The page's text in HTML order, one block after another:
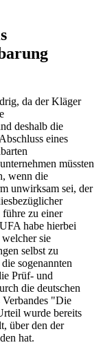
da der Kläger
deshalb die
eines
müssten
wenn die
unwirksam sei, der
zu einer
habe hierbei
sie
selbst zu
sogenannten
Prüf- und
die deutschen
"Die
wurde bereits
über den der
hat.